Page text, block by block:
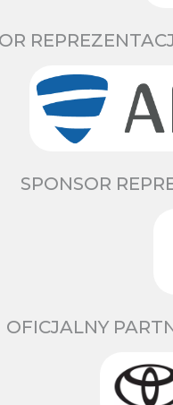
SPONSOR
OFICJALNY